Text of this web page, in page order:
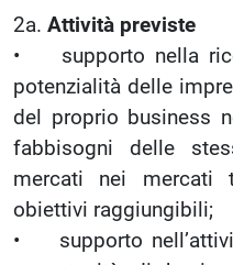
2a. Attività previste
• supporto nella
potenzialità delle
del proprio business
fabbisogni delle
mercati nei mercati
obiettivi raggiungibili;
• supporto